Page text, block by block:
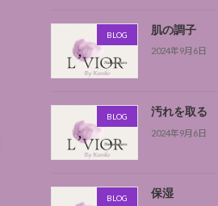
BLOG 肌の調子
2024年9月6日
BLOG 汚れを取る
2024年9月6日
BLOG 保湿